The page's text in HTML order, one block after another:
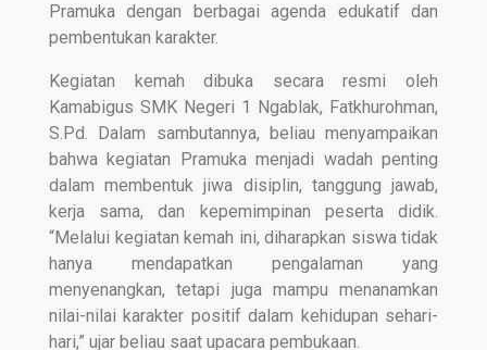
Pramuka dengan berbagai agenda edukatif dan
pembentukan karakter.
Kegiatan kemah dibuka secara resmi oleh
Kamabigus SMK Negeri 1 Ngablak, Fatkhurohman,
S.Pd. Dalam sambutannya, beliau menyampaikan
bahwa kegiatan Pramuka menjadi wadah penting
dalam membentuk jiwa disiplin, tanggung jawab,
kerja sama, dan kepemimpinan peserta didik.
“Melalui kegiatan kemah ini, diharapkan siswa tidak
hanya mendapatkan pengalaman yang
menyenangkan, tetapi juga mampu menanamkan
nilai-nilai karakter positif dalam kehidupan sehari-
hari,” ujar beliau saat upacara pembukaan.